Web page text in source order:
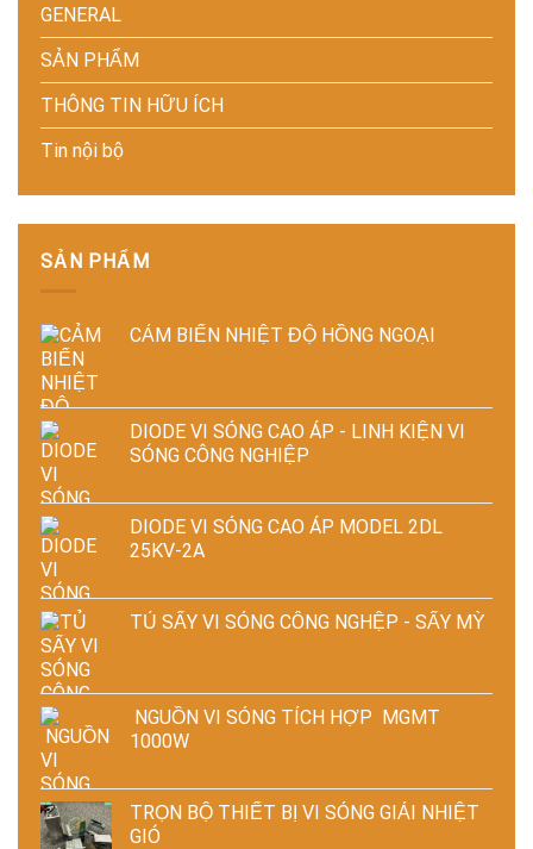
và
chất
lượng
GENERAL
SẢN PHẨM
THÔNG TIN HỮU ÍCH
Tin nội bộ
SẢN PHẨM
CẢM BIẾN NHIỆT ĐỘ HỒNG NGOẠI
DIODE VI SÓNG CAO ÁP - LINH KIỆN VI
SÓNG CÔNG NGHIỆP
DIODE VI SÓNG CAO ÁP MODEL 2DL
25KV-2A
TỦ SẤY VI SÓNG CÔNG NGHỆP - SẤY MỲ
NGUỒN VI SÓNG TÍCH HỢP MGMT
1000W
TRỌN BỘ THIẾT BỊ VI SÓNG GIẢI NHIỆT
GIÓ